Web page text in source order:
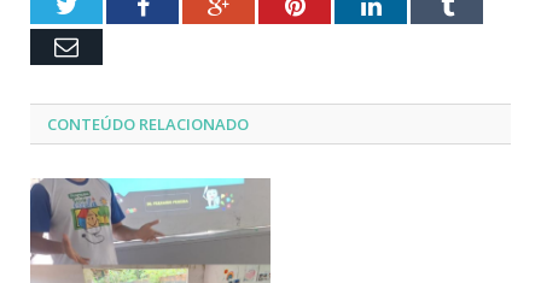
Email
CONTEÚDO RELACIONADO